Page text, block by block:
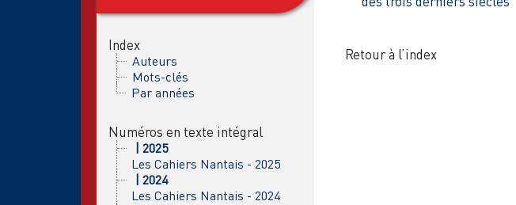
Index
Auteurs
Mots-clés
Par années
Numéros en texte intégral
| 2025
Les Cahiers Nantais - 2025
| 2024
Les Cahiers Nantais - 2024
Retour à l’index